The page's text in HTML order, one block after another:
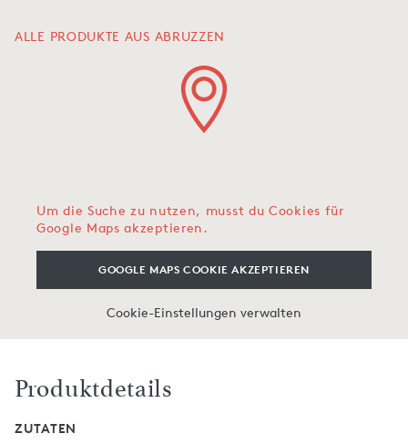
ALLE PRODUKTE AUS ABRUZZEN
Um die Suche zu nutzen, musst du Cookies für
Google Maps akzeptieren.
GOOGLE MAPS COOKIE AKZEPTIEREN
Cookie-Einstellungen verwalten
Produktdetails
ZUTATEN